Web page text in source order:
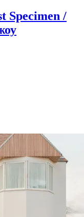
Specimen /